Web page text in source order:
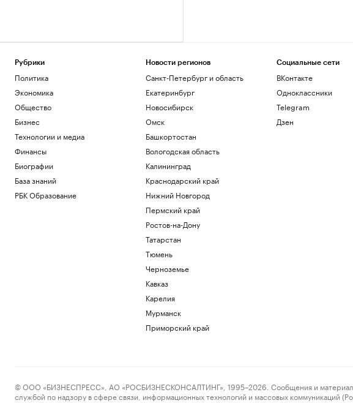
Рубрики
Политика
Экономика
Общество
Бизнес
Технологии и медиа
Финансы
Биографии
База знаний
РБК Образование
Новости регионов
Санкт-Петербург и область
Екатеринбург
Новосибирск
Омск
Башкортостан
Вологодская область
Калининград
Краснодарский край
Нижний Новгород
Пермский край
Ростов-на-Дону
Татарстан
Тюмень
Черноземье
Кавказ
Карелия
Мурманск
Приморский край
Социальные сети
ВКонтакте
Одноклассники
Telegram
Дзен
© ООО «БИЗНЕСПРЕСС», АО «РОСБИЗНЕСКОНСАЛТИНГ», 1995–2026. Сообщения и материалы
службой по надзору в сфере связи, информационных технологий и массовых коммуникаций